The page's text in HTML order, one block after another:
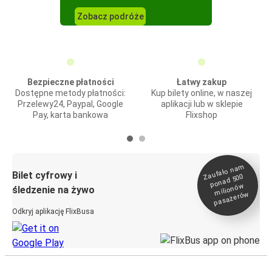
Zobacz podróże
Bezpieczne płatności
Dostępne metody płatności:
Przelewy24, Paypal, Google
Pay, karta bankowa
Łatwy zakup
Kup bilety online, w naszej
aplikacji lub w sklepie
Flixshop
Bilet cyfrowy i
śledzenie na żywo
Odkryj aplikację FlixBusa
Zaufało na
m
ponad 500
milionó
w
pasażeró
w